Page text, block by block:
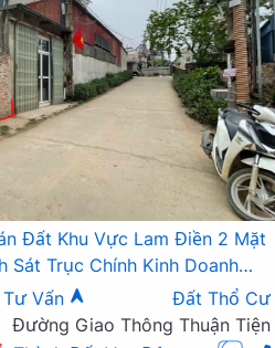
Đất Khu Vực Lam Điền 2 Mặt
Sát Trục Chính Kinh Doanh
Tư Vấn
Đất Thổ Cư
Đường Giao Thông Thuận Tiện